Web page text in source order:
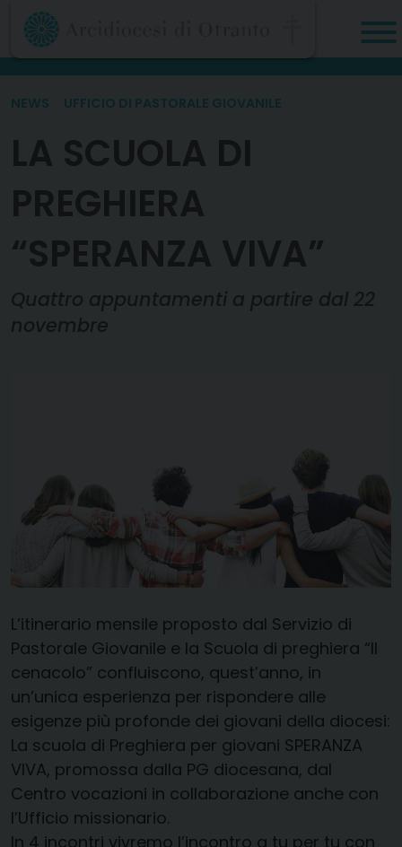
Skip
content
NEWS UFFICIO DI PASTORALE GIOVANILE
LA SCUOLA DI
PREGHIERA
“SPERANZA VIVA”
Quattro appuntamenti a partire dal 22
novembre
L’itinerario mensile proposto dal Servizio di
Pastorale Giovanile e la Scuola di preghiera “Il
cenacolo” confluiscono, quest’anno, in
un’unica esperienza per rispondere alle
esigenze più profonde dei giovani della diocesi:
La scuola di Preghiera per giovani SPERANZA
VIVA, promossa dalla PG diocesana, dal
Centro vocazioni in collaborazione anche con
l’Ufficio missionario.
In 4 incontri vivremo l’incontro a tu per tu con